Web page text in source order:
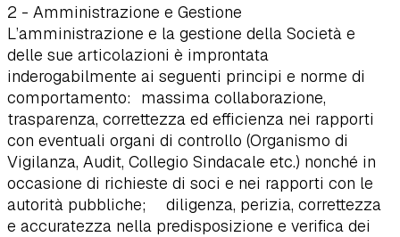
2 - Amministrazione e Gestione
L’amministrazione e la gestione della Società e
delle sue articolazioni è improntata
inderogabilmente ai seguenti principi e norme di
comportamento: massima collaborazione,
trasparenza, correttezza ed efficienza nei rapporti
con eventuali organi di controllo (Organismo di
Vigilanza, Audit, Collegio Sindacale etc.) nonché in
occasione di richieste di soci e nei rapporti con le
autorità pubbliche; diligenza, perizia, correttezza
e accuratezza nella predisposizione e verifica dei